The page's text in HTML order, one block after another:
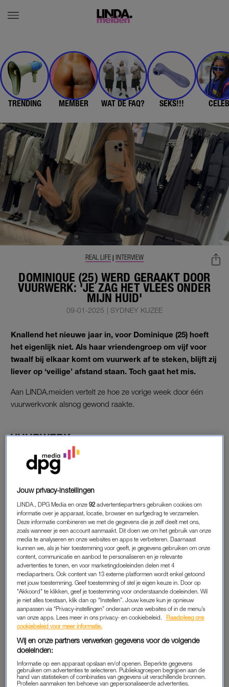
TRENDING MEMBER WAT DE FAQ? SEKS!!!
DOMINIQUE (25) WERD GERAAKT DOOR
VUURWERK: 'JE ZAG HET VLEES ONDER
MIJN HUID'
REAL LIFE | INTERVIEW
09-01-2025 | SYDNEY KUZEE
Knallend het nieuwe jaar in, voor Dominique (25) hoeft
het eigenlijk niet. Als haar vriendengroep om vijf voor
twaalf bij elkaar komt om vuurwerk af te steken, blijft zij
liever op ‘veilige’ afstand staan. Toch gaat het mis.
Aan LINDA.meiden vertelt ze hoe ze vorige week door één
vuurwerkvonk alsnog gewond raakte.
VUURWERK
Traditiegetrouw viert Dominique oud en nieuw met haar vaste
vriendengroep. Naaste oliebollen en champagne, mag het
vuurwerk voor haar vrienden zeker niet ontbreken. “Er worden
altijd meerdere potten met vuurwerk afgestoken. Ook dit jaar
verzamelden we ons om vijf voor twaalf allemaal buiten. De
duurste potten gingen om middernacht de lucht in”, vertelt ze.
Zo knallend het nieuwe jaar in, hoeft voor Dominique eigenlijk
niet. “Ik vind al dat vuurwerk hartstikke eng. Alleen als er een
pot met mooi siervuurwerk wordt afgestoken, vind ik het leuk
om te kijken. Maar dan blijf ik het liefst altijd op groteafstand
Ook dit jaar blijft ze daarom angstvallig onder de overkapping
staan. “Zo dicht mogelijk bij het huis.”
FOUTE BOEL
Toch staat ze daar niet veilig. De vonk slaat letterlijk over. “Het
richting op. Ik had het niet meteen door. Toen ik naar beneden
keek zag ik nog net een vonk mijn kant op komen. Het was
Jouw privacy-instellingen
LINDA., DPG Media en onze92 advertentiepartners gebruiken cookies om
informatie over je apparaat, locatie, browser en surfgedrag te verzamelen.
Deze informatie combineren we met de gegevens die je zelf deelt met ons,
zoals wanneer je een account aanmaakt. Dit doen we om het gebruik van onze
media te analyseren en onze websites en apps te verbeteren. Daarnaast
kunnen we, als je hier toestemming voor geeft, je gegevens gebruiken om onze
content, communicatie en aanbod te personaliseren en je relevante
advertenties te tonen, en voor marketingdoeleinden delen met 4
mediapartners. Ook content van 13 externe platformen wordt enkel getoond
met jouw toestemming. Geef toestemming of stel je eigen keuze in. Door op
"Akkoord" te klikken, geef je toestemming voor onderstaande doeleinden. Wil
je niet alles toestaan, klik dan op “Instellen”. Jouw keuze kun je opnieuw
aanpassen via “Privacy-instellingen” onderaan onze websites of in de menu’s
van onze apps. Lees meer in ons privacy- en cookiebeleid.
Raadpleeg ons
cookiebeleid voor meer informatie.
Wij en onze partners verwerken gegevens voor de volgende
doeleinden:
Informatie op een apparaat opslaan en/of openen. Beperkte gegevens
gebruiken om advertenties te selecteren. Publieksgroepen begrijpen aan de
hand van statistieken of combinaties van gegevens uit verschillende bronnen.
Profielen aanmaken ten behoeve van gepersonaliseerde advertenties.